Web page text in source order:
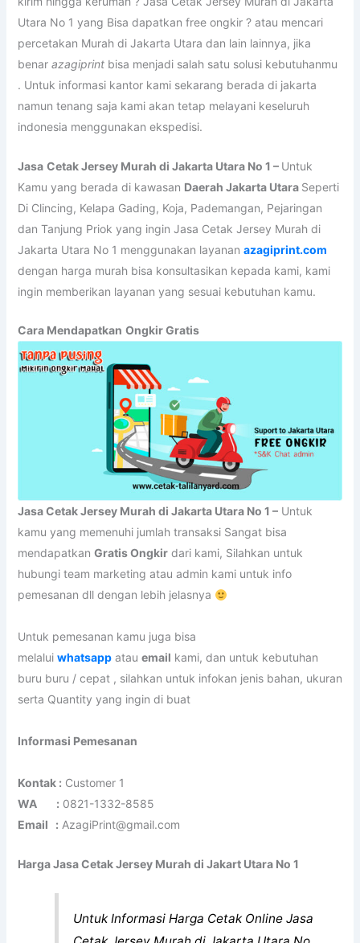
Utara No 1 yang Bisa dapatkan free ongkir ? atau mencari
percetakan Murah di Jakarta Utara dan lain lainnya, jika
benar azagiprintbisa menjadi salah satu solusi kebutuhanmu
. Untuk informasi kantor kami sekarang berada di jakarta
namun tenang saja kami akan tetap melayani keseluruh
indonesia menggunakan ekspedisi.
Jasa Cetak Jersey Murah di Jakarta Utara No 1 – Untuk
Kamu yang berada di kawasan Daerah Jakarta Utara Seperti
Di Clincing, Kelapa Gading, Koja, Pademangan, Pejaringan
dan Tanjung Priok yang ingin Jasa Cetak Jersey Murah di
Jakarta Utara No 1 menggunakan layanan azagiprint.com
dengan harga murah bisa konsultasikan kepada kami, kami
ingin memberikan layanan yang sesuai kebutuhan kamu.
Cara Mendapatkan Ongkir Gratis
Jasa Cetak Jersey Murah di Jakarta Utara No 1 –Untuk
kamu yang memenuhi jumlah transaksi Sangat bisa
mendapatkan Gratis Ongkirdari kami, Silahkan untuk
hubungi team marketing atau admin kami untuk info
pemesanan dll dengan lebih jelasnya
Untuk pemesanan kamu juga bisa
melalui whatsappatau email kami, dan untuk kebutuhan
buru buru / cepat , silahkan untuk infokan jenis bahan, ukuran
serta Quantity yang ingin di buat
Informasi Pemesanan
Kontak : Customer 1
WA : 0821-1332-8585
Email : AzagiPrint@gmail.com
Harga Jasa Cetak Jersey Murah di Jakart Utara No 1
Untuk Informasi Harga Cetak Online Jasa